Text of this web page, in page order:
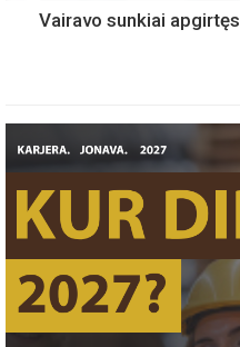
Vairavo sunkiai apgirtęs